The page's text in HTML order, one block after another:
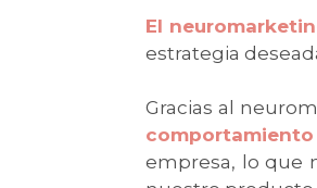
El
estrategia
Gracias al
empresa, lo que